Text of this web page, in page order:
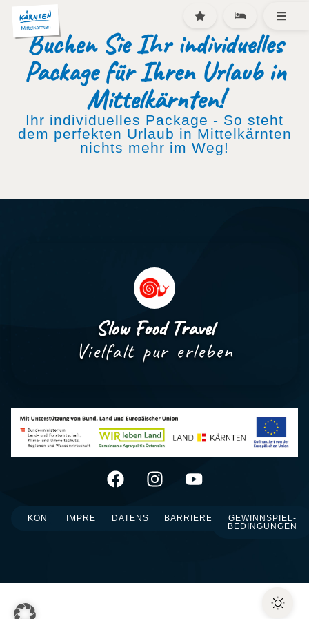
Buchen Sie Ihr individuelles
Package für Ihren Urlaub in
Mittelkärnten!
Ihr individuelles Package - So steht
dem perfekten Urlaub in Mittelkärnten
nichts mehr im Weg!
Slow Food Travel
Vielfalt pur erleben
KONTAKT IMPRESSUMDATENSCHUTZBARRIEREFREIHEITGEWINNSPIEL-
BEDINGUNGEN